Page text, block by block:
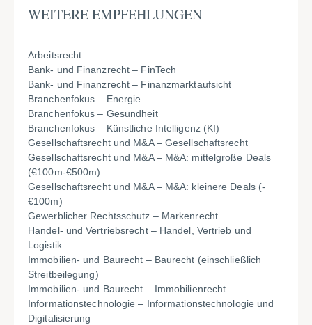
WEITERE EMPFEHLUNGEN
Arbeitsrecht
Bank- und Finanzrecht – FinTech
Bank- und Finanzrecht – Finanzmarktaufsicht
Branchenfokus – Energie
Branchenfokus – Gesundheit
Branchenfokus – Künstliche Intelligenz (KI)
Gesellschaftsrecht und M&A – Gesellschaftsrecht
Gesellschaftsrecht und M&A – M&A: mittelgroße Deals
(€100m-€500m)
Gesellschaftsrecht und M&A – M&A: kleinere Deals (-
€100m)
Gewerblicher Rechtsschutz – Markenrecht
Handel- und Vertriebsrecht – Handel, Vertrieb und
Logistik
Immobilien- und Baurecht – Baurecht (einschließlich
Streitbeilegung)
Immobilien- und Baurecht – Immobilienrecht
Informationstechnologie – Informationstechnologie und
Digitalisierung